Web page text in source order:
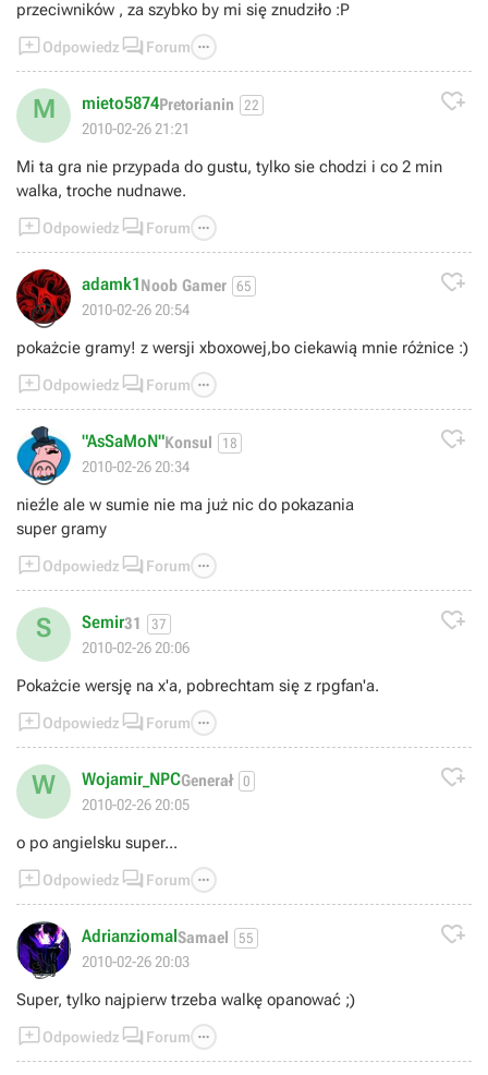
przeciwników , za szybko by mi się znudziło :P
Odpowiedz  Forum 
M mieto5874Pretorianin 22
2010-02-26 21:21

Mi ta gra nie przypada do gustu, tylko sie chodzi i co 2 min
walka, troche nudnawe.
Odpowiedz  Forum 
😊
adamk1Noob Gamer 65
2010-02-26 20:54

pokażcie gramy! z wersji xboxowej,bo ciekawią mnie różnice :)
Odpowiedz  Forum 
😊
"AsSaMoN"Konsul 18
2010-02-26 20:34

nieźle ale w sumie nie ma już nic do pokazania
super gramy
Odpowiedz  Forum 
S Semir31 37
2010-02-26 20:06

Pokażcie wersję na x'a, pobrechtam się z rpgfan'a.
Odpowiedz  Forum 
W Wojamir_NPCGenerał 0
2010-02-26 20:05

o po angielsku super...
Odpowiedz  Forum 
👍
AdrianziomalSamael 55
2010-02-26 20:03

Super, tylko najpierw trzeba walkę opanować ;)
Odpowiedz  Forum 